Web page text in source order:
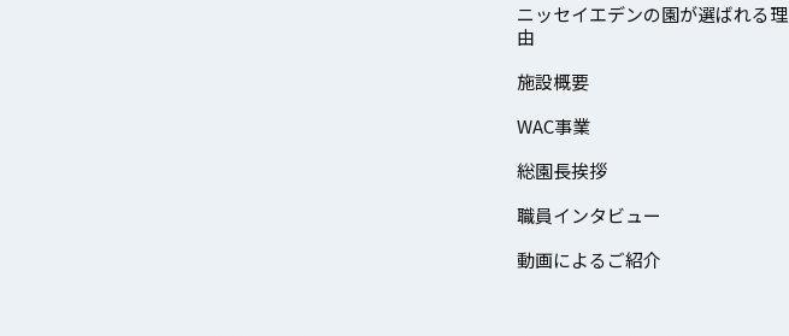
ニッセイエデンの園が選ばれる理
由
施設概要
WAC事業
総園長挨拶
職員インタビュー
動画によるご紹介